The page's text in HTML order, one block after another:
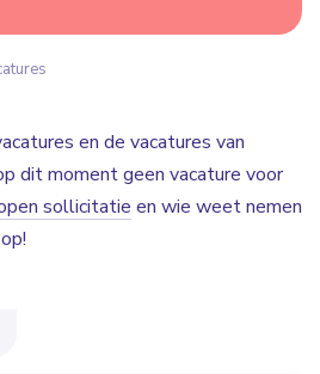
en de vacatures van
dit moment geen vacature voor
sollicitatie en wie weet nemen